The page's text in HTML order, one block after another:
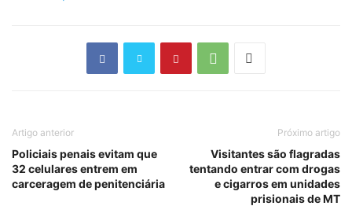
Artigo anterior
Policiais penais evitam que
32 celulares entrem em
carceragem de penitenciária
Próximo artigo
Visitantes são flagradas
tentando entrar com drogas
e cigarros em unidades
prisionais de MT